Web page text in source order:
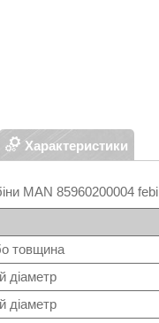
Характеристики
MAN 85960200004 febi
товщина
діаметр
діаметр